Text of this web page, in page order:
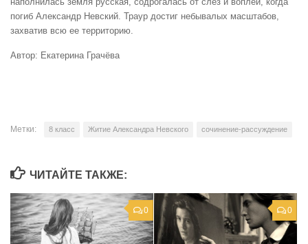
погиб Александр Невский. Траур достиг небывалых масштабов,
захватив всю ее территорию.
Автор: Екатерина Грачёва
Метки: 8 класс Житие Александра Невского сочинение-рассуждение
ЧИТАЙТЕ ТАКЖЕ:
0 0